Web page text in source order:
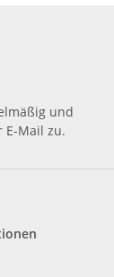
und
Mail zu.